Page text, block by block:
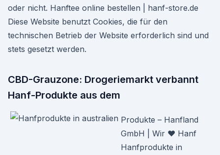
oder nicht. Hanftee online bestellen | hanf-store.de
Diese Website benutzt Cookies, die für den
technischen Betrieb der Website erforderlich sind und
stets gesetzt werden.
CBD-Grauzone: Drogeriemarkt verbannt
Hanf-Produkte aus dem
Produkte – Hanfland
GmbH | Wir ♥ Hanf
Hanfprodukte in